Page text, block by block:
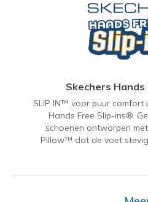
Skechers Hands
SLIP IN™ voor puur comfort
Hands Free Slip-ins®.
schoenen ontworpen
Pillow™ dat de voet